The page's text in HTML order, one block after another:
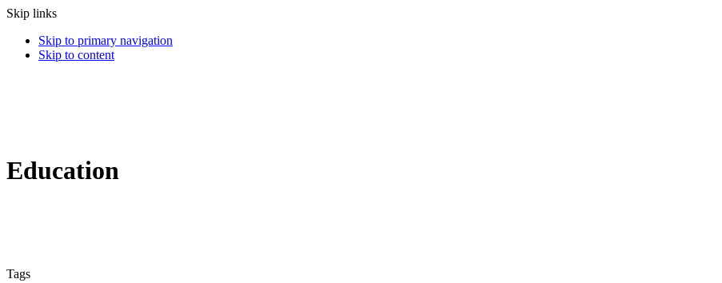
Skip links
Skip to primary navigation
Skip to content
Education
Tags